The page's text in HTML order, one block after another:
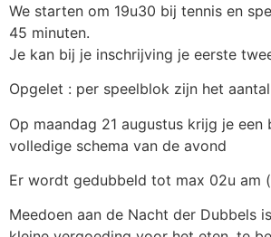
We starten om 19u30 bij tennis en
45 minuten.
Je kan bij je inschrijving je eerste
Opgelet : per speelblok zijn het
Op maandag 21 augustus krijg je een
volledige schema van de avond
Er wordt gedubbeld tot max 02u am
Meedoen aan de Nacht der Dubbels